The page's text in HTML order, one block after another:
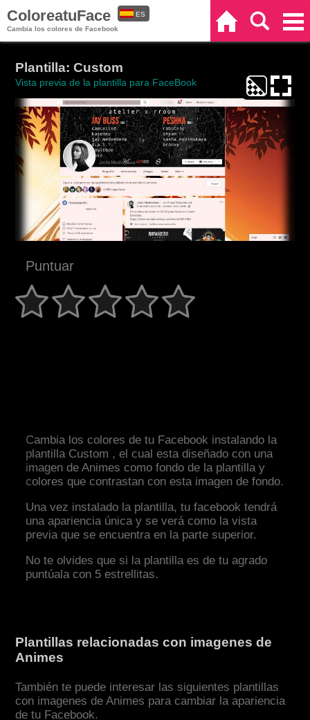
ColoreatuFace
Cambia los colores de Facebook
ES
Plantilla: Custom
Vista previa de la plantilla para FaceBook
Puntuar
Cambia los colores de tu Facebook instalando la
plantilla Custom , el cual esta diseñado con una
imagen de Animes como fondo de la plantilla y
colores que contrastan con esta imagen de fondo.
Una vez instalado la plantilla, tu facebook tendrá
una apariencia única y se verá como la vista
previa que se encuentra en la parte superior.
No te olvides que si la plantilla es de tu agrado
puntúala con 5 estrellitas.
Plantillas relacionadas con imagenes de
Animes
También te puede interesar las siguientes plantillas
con imagenes de Animes para cambiar la apariencia
de tu Facebook.